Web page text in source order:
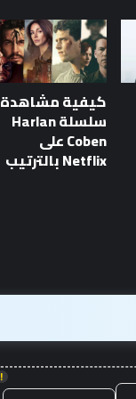
كيفية مشاهدة
سلسلة Harlan
Coben على
Netflix بالترتيب
!